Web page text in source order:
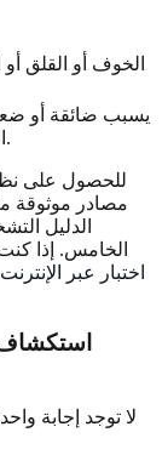
يسبب ضائقة أو
المهنية أو المجالات الهامة الأخرى من الأداء.
للحصول على
مصادر موثوقة
الدليل
الخامس. إذا
اختبار عبر
لا توجد إجابة